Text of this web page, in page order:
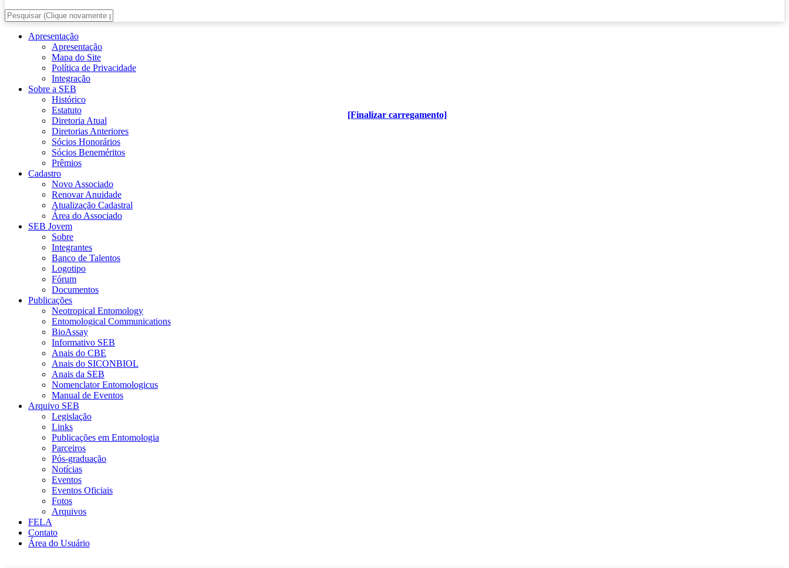
[Finalizar carregamento]
Apresentação
Apresentação
Mapa do Site
Política de Privacidade
Integração
Sobre a SEB
Histórico
Estatuto
Diretoria Atual
Diretorias Anteriores
Sócios Honorários
Sócios Beneméritos
Prêmios
Cadastro
Novo Associado
Renovar Anuidade
Atualização Cadastral
Área do Associado
SEB Jovem
Sobre
Integrantes
Banco de Talentos
Logotipo
Fórum
Documentos
Publicações
Neotropical Entomology
Entomological Communications
BioAssay
Informativo SEB
Anais do CBE
Anais do SICONBIOL
Anais da SEB
Nomenclator Entomologicus
Manual de Eventos
Arquivo SEB
Legislação
Links
Publicações em Entomologia
Parceiros
Pós-graduação
Notícias
Eventos
Eventos Oficiais
Fotos
Arquivos
FELA
Contato
Área do Usuário